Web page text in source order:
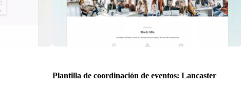
Plantilla de coordinación de eventos: Lancaster